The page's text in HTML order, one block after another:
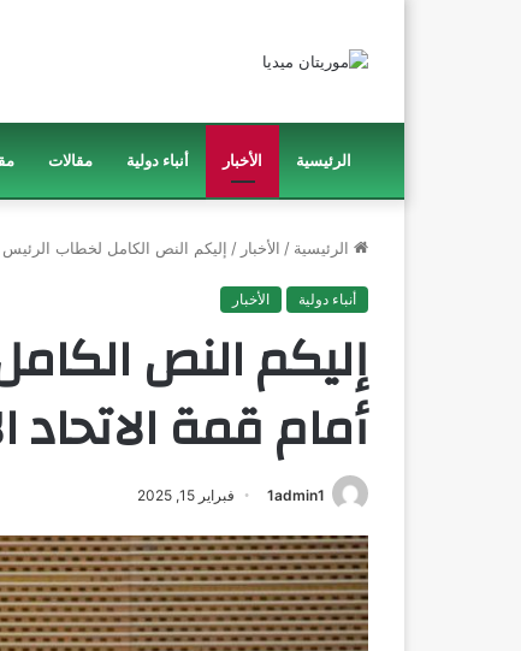
الرئيسية الأخبار أنباء دولية مقالات
الرئيسية / الأخبار / إليكم النص الكامل لخطاب الرئيس
أنباء دولية الأخبار
إليكم النص
أمام قمة
1admin1 فبراير 15, 2025